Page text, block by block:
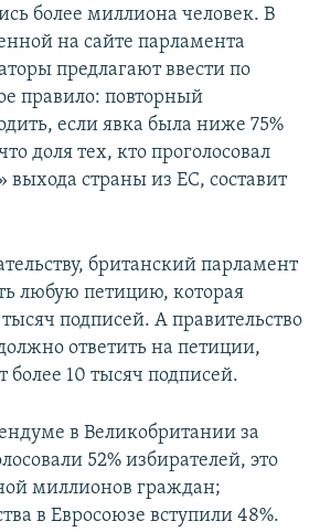
более миллиона человек. В
на сайте парламента
предлагают ввести по
правило: повторный
если явка была ниже 75%
доля тех, кто проголосовал
выхода страны из ЕС, составит
британский парламент
любую петицию, которая
подписей. А правительство
ответить на петиции,
10 тысяч подписей.
в Великобритании за
52% избирателей, это
миллионов граждан;
в Евросоюзе вступили 48%.